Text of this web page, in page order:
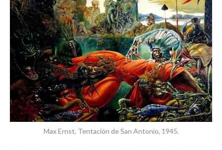
Max Ernst, Tentación de San Antonio, 1945.